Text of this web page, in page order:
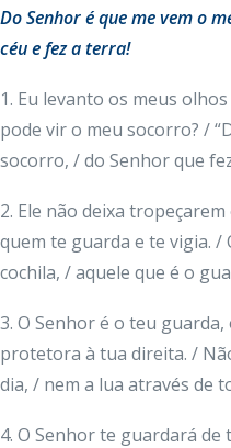
Do Senhor é que me vem o
céu e fez a terra!
1. Eu levanto os meus
pode vir o meu socorro? /
socorro, / do Senhor que
2. Ele não deixa
quem te guarda e te vigia. /
cochila, / aquele que é o
3. O Senhor é o teu
protetora à tua direita. /
dia, / nem a lua através de
4. O Senhor te guardará